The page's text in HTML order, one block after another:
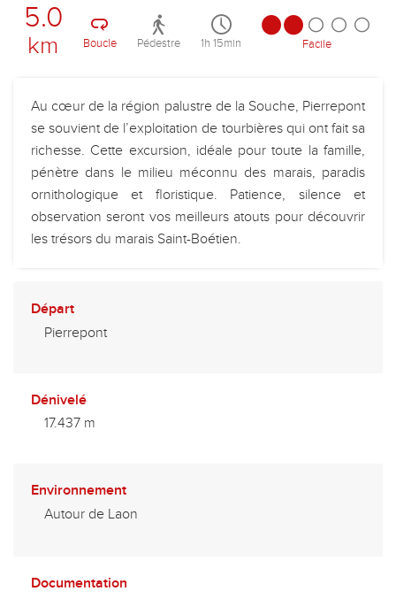
5.0
km Boucle Pédestre 1h 15min Facile
Au cœur de la région palustre de la Souche, Pierrepont
se souvient de l’exploitation de tourbières qui ont fait sa
richesse. Cette excursion, idéale pour toute la famille,
pénètre dans le milieu méconnu des marais, paradis
ornithologique et floristique. Patience, silence et
observation seront vos meilleurs atouts pour découvrir
les trésors du marais Saint-Boétien.
Départ
Pierrepont
Dénivelé
17.437 m
Environnement
Autour de Laon
Documentation